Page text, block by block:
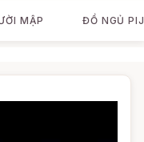
MẬP ĐỒ NGỦ